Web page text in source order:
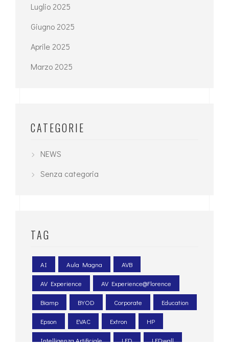
Luglio 2025
Giugno 2025
Aprile 2025
Marzo 2025
CATEGORIE
NEWS
Senza categoria
TAG
AI Aula Magna AVB
AV Experience AV Experience@Florence
Biamp BYOD Corporate Education
Epson EVAC Extron HP
Intelligenza Artificiale LED LEDwall